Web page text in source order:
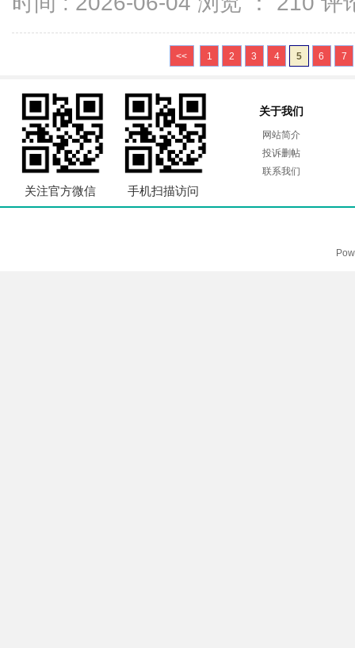
<< 1 2 3 4 5 6 7
关注官方微信 手机扫描访问
关于我们
网站简介
投诉删帖
联系我们